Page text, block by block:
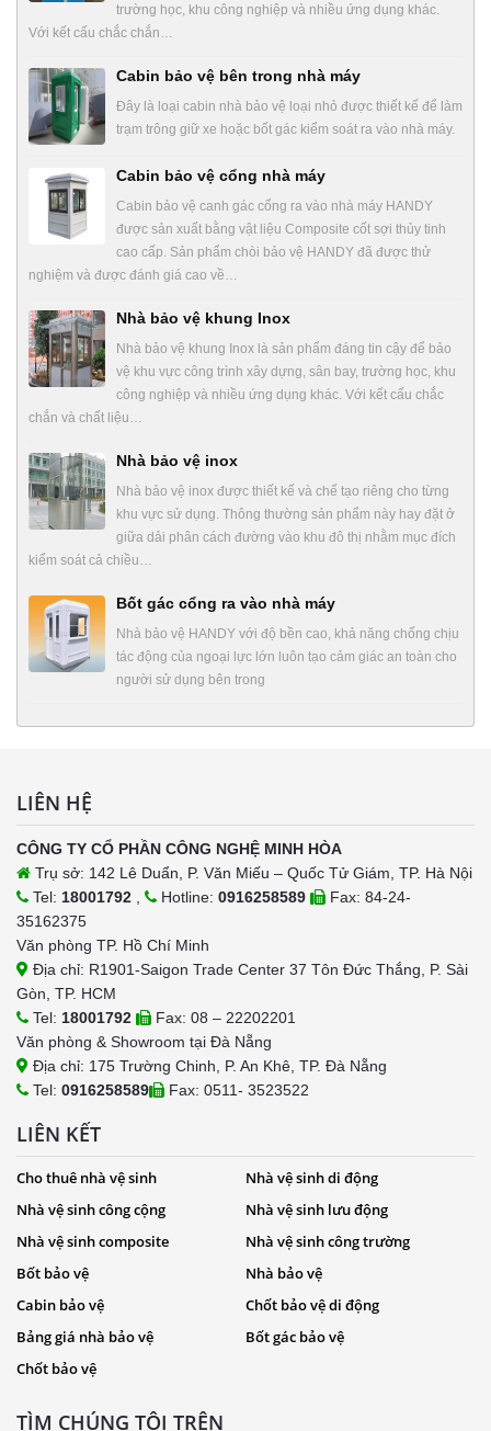
trường học, khu công nghiệp và nhiều ứng dụng khác.
Với kết cấu chắc chắn…
Cabin bảo vệ bên trong nhà máy
Đây là loại cabin nhà bảo vệ loại nhỏ được thiết kế để làm
trạm trông giữ xe hoặc bốt gác kiểm soát ra vào nhà máy.
Cabin bảo vệ cổng nhà máy
Cabin bảo vệ canh gác cổng ra vào nhà máy HANDY
được sản xuất bằng vật liệu Composite cốt sợi thủy tinh
cao cấp. Sản phẩm chòi bảo vệ HANDY đã được thử
nghiệm và được đánh giá cao về…
Nhà bảo vệ khung Inox
Nhà bảo vệ khung Inox là sản phẩm đáng tin cậy để bảo
vệ khu vực công trình xây dựng, sân bay, trường học, khu
công nghiệp và nhiều ứng dụng khác. Với kết cấu chắc
chắn và chất liệu…
Nhà bảo vệ inox
Nhà bảo vệ inox được thiết kế và chế tạo riêng cho từng
khu vực sử dụng. Thông thường sản phẩm này hay đặt ở
giữa dải phân cách đường vào khu đô thị nhằm mục đích
kiểm soát cả chiều…
Bốt gác cổng ra vào nhà máy
Nhà bảo vệ HANDY với độ bền cao, khả năng chống chịu
tác động của ngoại lực lớn luôn tạo cảm giác an toàn cho
người sử dụng bên trong
LIÊN HỆ
CÔNG TY CỔ PHẦN CÔNG NGHỆ MINH HÒA
Trụ sở: 142 Lê Duẩn, P. Văn Miếu – Quốc Tử Giám, TP. Hà Nội
Tel: 18001792 , Hotline: 0916258589
Fax: 84-24-
35162375
Văn phòng TP. Hồ Chí Minh
Địa chỉ: R1901-Saigon Trade Center 37 Tôn Đức Thắng, P. Sài
Gòn, TP. HCM
Tel: 18001792
Fax: 08 – 22202201
Văn phòng & Showroom tại Đà Nẵng
Địa chỉ: 175 Trường Chinh, P. An Khê, TP. Đà Nẵng
Tel: 0916258589 Fax: 0511- 3523522
LIÊN KẾT
Cho thuê nhà vệ sinh
Nhà vệ sinh di động
Nhà vệ sinh công cộng
Nhà vệ sinh lưu động
Nhà vệ sinh composite
Nhà vệ sinh công trường
Bốt bảo vệ
Nhà bảo vệ
Cabin bảo vệ
Chốt bảo vệ di động
Bảng giá nhà bảo vệ
Bốt gác bảo vệ
Chốt bảo vệ
TÌM CHÚNG TÔI TRÊN